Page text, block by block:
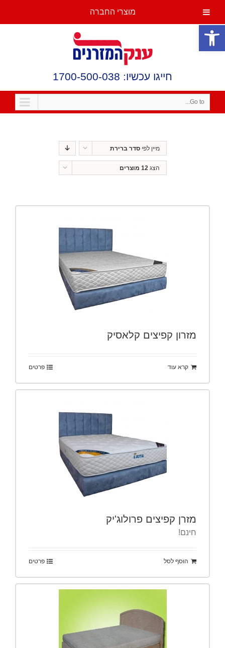
פתח סרגל נגישות
חייגו עכשיו: 1700-500-038
Go to...
מיין לפיסדר ברירת
מחדל
הצג12 מוצרים
מזרון קפיצים קלאסיק
קרא עוד פרטים
מזרן קפיצים פרולוג'יק
חינם!
הוסף לסל פרטים
מוצרי החברה